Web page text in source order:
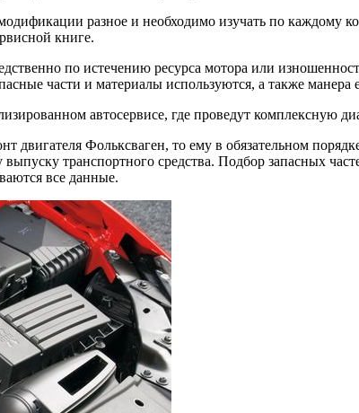
разное и необходимо изучать по каждому
книге.
по истечению ресурса мотора или
части и материалы используются, а также манера
автосервисе, где проведут комплексную
двигателя Фольксваген, то ему в обязательном
транспортного средства. Подбор запасных
все данные.